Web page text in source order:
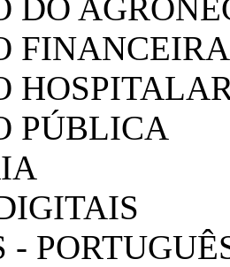
DO
FINANCEIRA
PÚBLICA
-